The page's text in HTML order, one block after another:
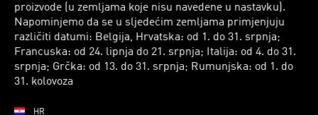
proizvode (u zemljama koje nisu navedene u nastavku).
Napominjemo da se u sljedećim zemljama primjenjuju
različiti datumi: Belgija, Hrvatska: od 1. do 31. srpnja;
Francuska: od 24. lipnja do 21. srpnja; Italija: od 4. do 31.
srpnja; Grčka: od 13. do 31. srpnja; Rumunjska: od 1. do
31. kolovoza
HR